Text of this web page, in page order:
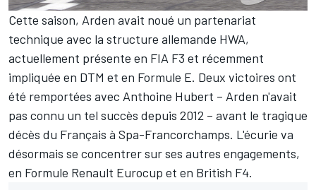
Cette saison, Arden avait noué un partenariat
technique avec la structure allemande HWA,
actuellement présente en FIA F3 et récemment
impliquée en DTM et en Formule E. Deux victoires ont
été remportées avec Anthoine Hubert – Arden n'avait
pas connu un tel succès depuis 2012 – avant le tragique
décès du Français à Spa-Francorchamps. L'écurie va
désormais se concentrer sur ses autres engagements,
en Formule Renault Eurocup et en British F4.